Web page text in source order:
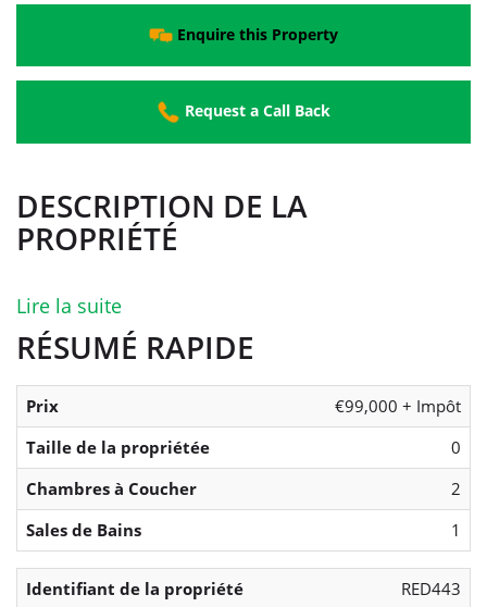
Enquire this Property
Request a Call Back
DESCRIPTION DE LA
PROPRIÉTÉ
Lire la suite
RÉSUMÉ RAPIDE
Prix
€99,000 + Impôt
Taille de la propriétée
0
Chambres à Coucher
2
Sales de Bains
1
Identifiant de la propriété
RED443